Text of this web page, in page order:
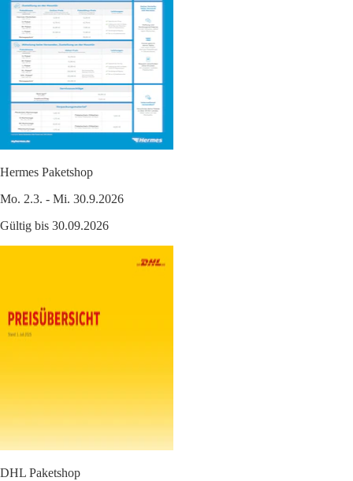
Hermes Paketshop
Mo. 2.3. - Mi. 30.9.2026
Gültig bis 30.09.2026
DHL Paketshop